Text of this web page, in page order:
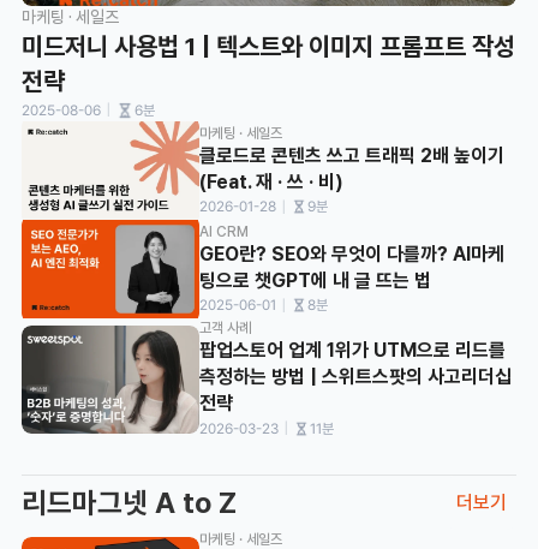
팝업스토어 업계 1위가 UTM으로 리드를
측정하는 방법 | 스위트스팟의 사고리더십
전략
2026-03-23 11분
고객 사례
GEO란? SEO와 무엇이 다를까? AI마케
팅으로 챗GPT에 내 글 뜨는 법
2025-06-01 ㅣ 8분
AI CRM
클로드로 콘텐츠 쓰고 트래픽 2배 높이기
(Feat. 재 · 쓰 · 비)
2026-01-28 ㅣ 9분
마케팅 · 세일즈
마케팅 · 세일즈
미드저니 사용법 1 | 텍스트와 이미지 프롬프트 작성
전략
2025-08-06 6분
리드마그넷 A to Z 더보기
마케팅 · 세일즈